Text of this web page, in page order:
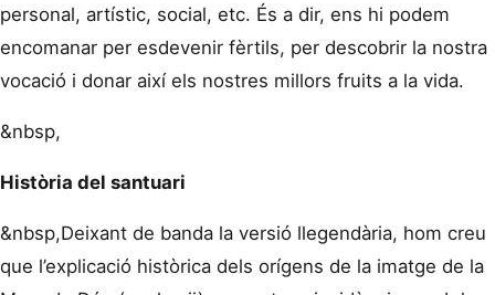
personal, artístic, social, etc. És a dir, ens hi podem
encomanar per esdevenir fèrtils, per descobrir la nostra
vocació i donar així els nostres millors fruits a la vida.
&nbsp,
Història del santuari
&nbsp,Deixant de banda la versió llegendària, hom creu
que l’explicació històrica dels orígens de la imatge de la